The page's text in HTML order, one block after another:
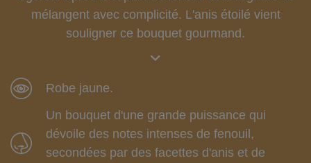
mélangent avec complicité. L'anis étoilé vient
souligner ce bouquet gourmand.
Robe jaune.
Un bouquet d'une grande puissance qui
dévoile des notes intenses de fenouil,
secondées par des facettes d'anis et de